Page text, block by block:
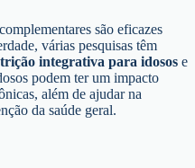
são eficazes
várias pesquisas têm
integrativa para idosos e
podem ter um impacto
além de ajudar na
da saúde geral.